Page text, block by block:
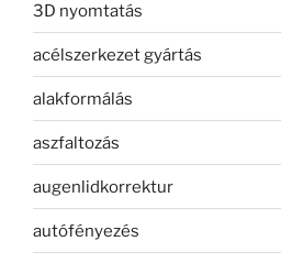
3D nyomtatás
acélszerkezet gyártás
alakformálás
aszfaltozás
augenlidkorrektur
autófényezés